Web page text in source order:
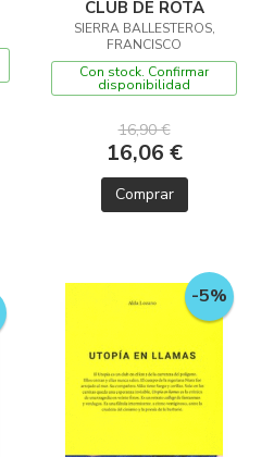
CLUB DE ROTA
SIERRA BALLESTEROS,
FRANCISCO
Con stock. Confirmar
disponibilidad
16,90 €
16,06 €
Comprar
-5%